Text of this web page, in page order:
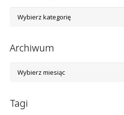
kategorii
Archiwum
Tagi